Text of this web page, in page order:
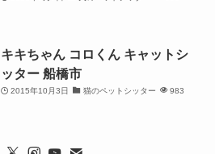
キキちゃん コロくん キャットシ
ッター 船橋市
2015年10月3日 猫のペットシッター 983